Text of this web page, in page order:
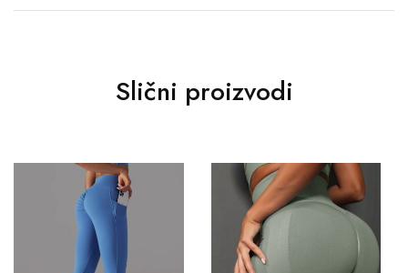
Slični proizvodi